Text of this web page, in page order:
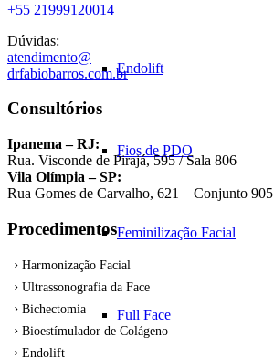
Endolift
Fios de PDO
Feminilização Facial
Full Face
+55 21999120014
Dúvidas:
atendimento@
drfabiobarros.com.br
Consultórios
Ipanema – RJ:
Rua. Visconde de Pirajá, 595 / Sala 806
Vila Olímpia – SP:
Rua Gomes de Carvalho, 621 – Conjunto 905
Procedimentos
Harmonização Facial
Ultrassonografia da Face
Bichectomia
Bioestímulador de Colágeno
Endolift